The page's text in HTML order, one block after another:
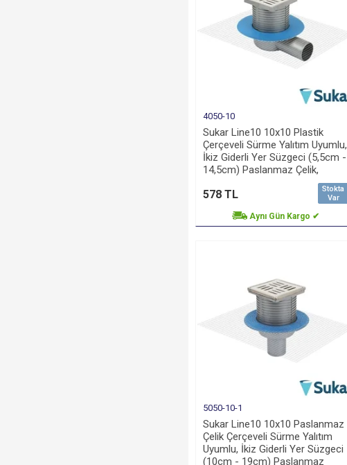
4050-10
Sukar Line10 10x10 Plastik
Çerçeveli Sürme Yalıtım Uyumlu,
İkiz Giderli Yer Süzgeci (5,5cm -
14,5cm) Paslanmaz Çelik,
Stokta
Var
578 TL
Aynı Gün Kargo ✔
5050-10-1
Sukar Line10 10x10 Paslanmaz
Çelik Çerçeveli Sürme Yalıtım
Uyumlu, İkiz Giderli Yer Süzgeci
(10cm - 19cm) Paslanmaz